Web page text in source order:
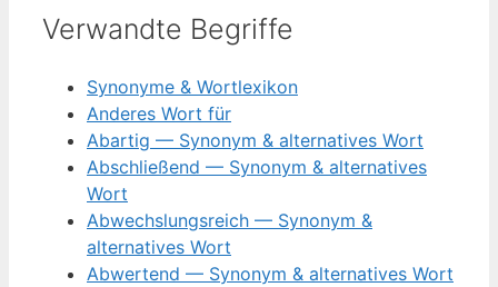
Verwandte Begriffe
Synonyme & Wortlexikon
Anderes Wort für
Abartig — Synonym & alternatives Wort
Abschließend — Synonym & alternatives
Wort
Abwechslungsreich — Synonym &
alternatives Wort
Abwertend — Synonym & alternatives Wort